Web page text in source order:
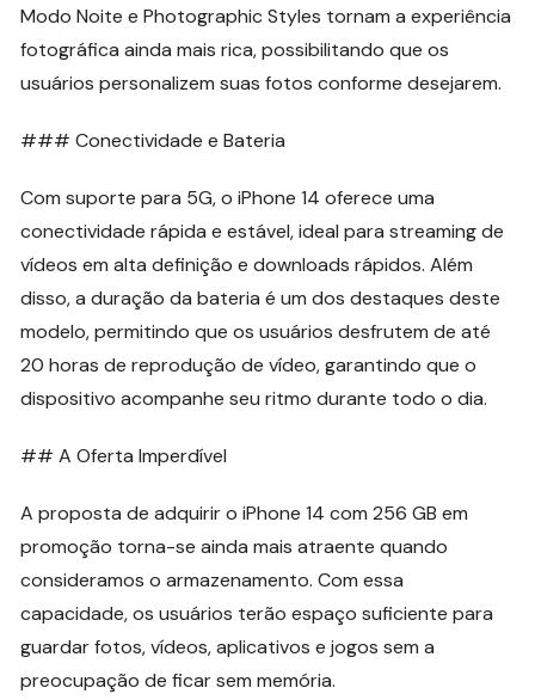
Modo Noite e Photographic Styles tornam a experiência
fotográfica ainda mais rica, possibilitando que os
usuários personalizem suas fotos conforme desejarem.
### Conectividade e Bateria
Com suporte para 5G, o iPhone 14 oferece uma
conectividade rápida e estável, ideal para streaming de
vídeos em alta definição e downloads rápidos. Além
disso, a duração da bateria é um dos destaques deste
modelo, permitindo que os usuários desfrutem de até
20 horas de reprodução de vídeo, garantindo que o
dispositivo acompanhe seu ritmo durante todo o dia.
## A Oferta Imperdível
A proposta de adquirir o iPhone 14 com 256 GB em
promoção torna-se ainda mais atraente quando
consideramos o armazenamento. Com essa
capacidade, os usuários terão espaço suficiente para
guardar fotos, vídeos, aplicativos e jogos sem a
preocupação de ficar sem memória.